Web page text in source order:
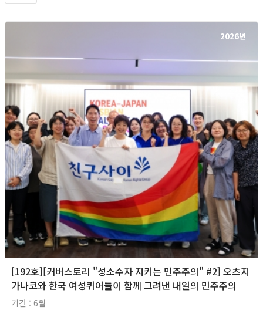
2026년
[192호][커버스토리 "성소수자 지키는 민주주의" #2] 오츠지
가나코와 한국 여성퀴어들이 함께 그려낸 내일의 민주주의
기간 : 6월